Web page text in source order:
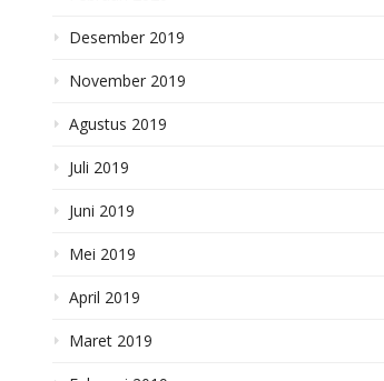
Desember 2019
November 2019
Agustus 2019
Juli 2019
Juni 2019
Mei 2019
April 2019
Maret 2019